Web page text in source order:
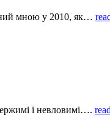
мною у 2010, як…
і невловимі….